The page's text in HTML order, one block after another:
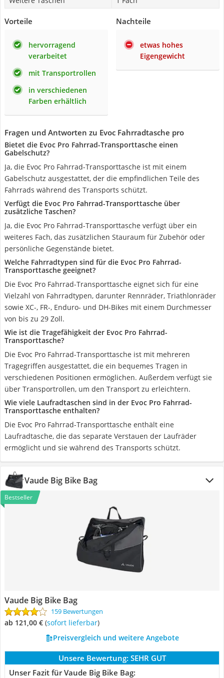
Vorteile
hervorragend
verarbeitet
mit Transportrollen
in verschiedenen
Farben erhältlich
Nachteile
etwas hohes
Eigengewicht
Fragen und Antworten zu Evoc Fahrradtasche pro
Bietet die Evoc Pro Fahrrad-Transporttasche einen
Gabelschutz?
Ja, die Evoc Pro Fahrrad-Transporttasche ist mit einem
Gabelschutz ausgestattet, der die empfindlichen Teile des
Fahrrads während des Transports schützt.
Verfügt die Evoc Pro Fahrrad-Transporttasche über
zusätzliche Taschen?
Ja, die Evoc Pro Fahrrad-Transporttasche verfügt über ein
weiteres Fach, das zusätzlichen Stauraum für Zubehör oder
persönliche Gegenstände bietet.
Welche Fahrradtypen sind für die Evoc Pro Fahrrad-
Transporttasche geeignet?
Die Evoc Pro Fahrrad-Transporttasche eignet sich für eine
Vielzahl von Fahrradtypen, darunter Rennräder, Triathlonräder
sowie XC-, FR-, Enduro- und DH-Bikes mit einem Durchmesser
von bis zu 29 Zoll.
Wie ist die Tragefähigkeit der Evoc Pro Fahrrad-
Transporttasche?
Die Evoc Pro Fahrrad-Transporttasche ist mit mehreren
Tragegriffen ausgestattet, die ein bequemes Tragen in
verschiedenen Positionen ermöglichen. Außerdem verfügt sie
über Transportrollen, um den Transport zu erleichtern.
Wie viele Laufradtaschen sind in der Evoc Pro Fahrrad-
Transporttasche enthalten?
Die Evoc Pro Fahrrad-Transporttasche enthält eine
Laufradtasche, die das separate Verstauen der Laufräder
ermöglicht und sie während des Transports schützt.
Vaude Big Bike Bag
Bestseller
Vaude Big Bike Bag
159 Bewertungen
ab 121,00 € ( Sofort lieferbar)
Preisvergleich und weitere Angebote
Unsere Bewertung: SEHR GUT
Unser Fazit für Vaude Big Bike Bag: